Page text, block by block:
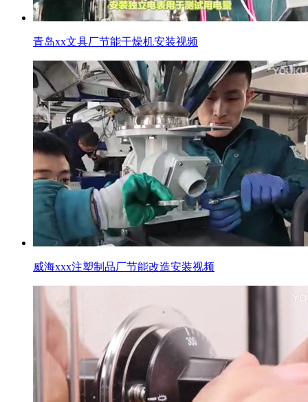
青岛xx文具厂节能干燥机安装视频
威海xxx注塑制品厂节能改造安装视频